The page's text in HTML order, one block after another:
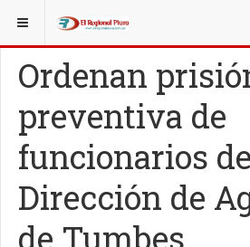
ESTÁ AQUÍ: NACIONALES
Ordenan
preventiva de
funcionarios de
Dirección de
de Tumbes